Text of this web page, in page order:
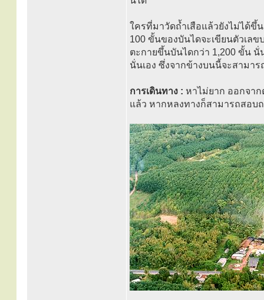
ใครที่มาวัดถ้ำเสือแล้วยังไม่ได้ขึ้
100 ขั้นของบันไดจะเขียนตัวเลข
ตะกายขึ้นบันไดกว่า 1,200 ขั้น
นั่นเอง ซึ่งจากข้างบนนี้จะสามา
การเดินทาง : หาไม่ยาก ออกจา
แล้ว หากหลงทางก็สามารถสอบ